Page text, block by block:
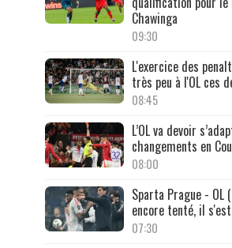
Chawinga
09:30
L'exercice des
très peu à l'OL ces
08:45
L’OL va devoir
changements en
08:00
Sparta Prague - OL
encore tenté, il
07:30